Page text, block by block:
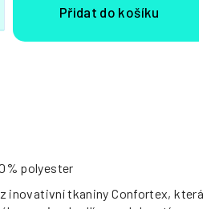
polyester
inovativní tkaniny Confortex, která